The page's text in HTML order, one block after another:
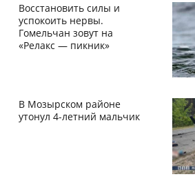
Восстановить силы и
успокоить нервы.
Гомельчан зовут на
«Релакс — пикник»
В Мозырском районе
утонул 4-летний мальчик